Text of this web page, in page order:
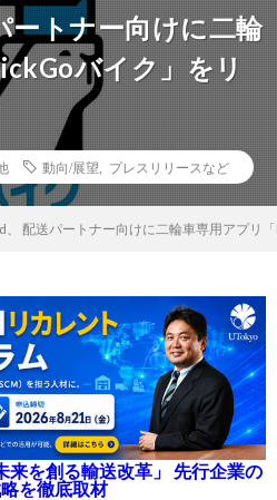
ートナー向けに二輪
バイク」をリ
動向/展望 プレスリリースなど
、 配送パートナー向けに二輪車専用アプリ
来を創る輸送改革」 先行企業の
を徹底取材